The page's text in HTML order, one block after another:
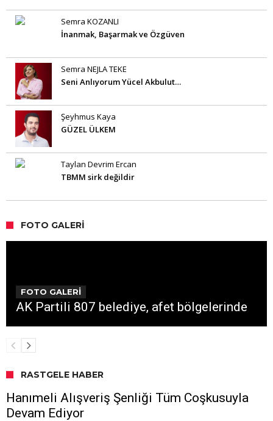
Semra KOZANLI
İnanmak, Başarmak ve Özgüven
Semra NEJLA TEKE
Seni Anlıyorum Yücel Akbulut…
Şeyhmus Kaya
GÜZEL ÜLKEM
Taylan Devrim Ercan
TBMM sirk değildir
FOTO GALERI
FOTO GALERİ
AK Partili 807 belediye, afet bölgelerinde
RASTGELE HABER
Hanımeli Alışveriş Şenliği Tüm Coşkusuyla
Devam Ediyor